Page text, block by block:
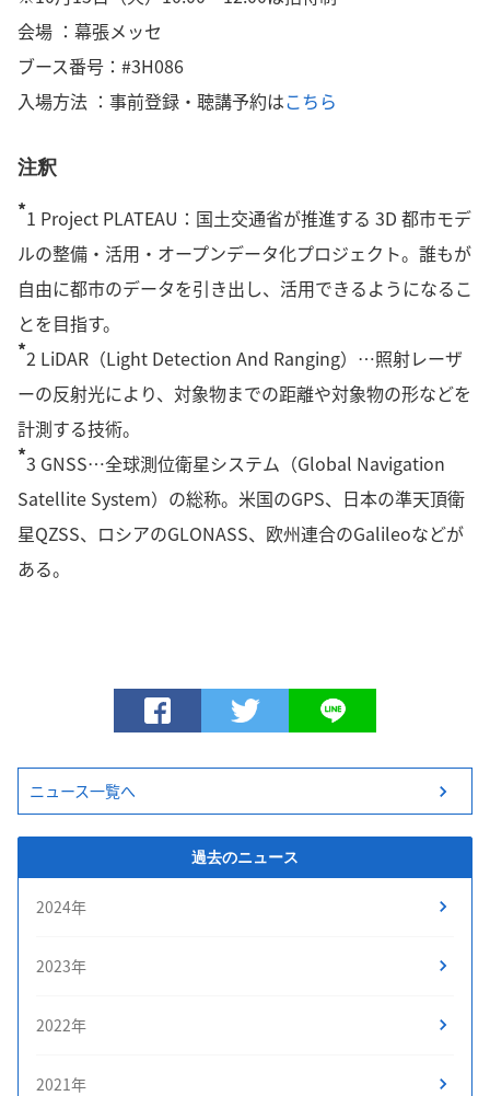
会場 ：幕張メッセ
ブース番号：#3H086
入場方法 ：事前登録・聴講予約はこちら
注釈
*1 Project PLATEAU：国土交通省が推進する 3D 都市モデ
ルの整備・活用・オープンデータ化プロジェクト。誰もが
自由に都市のデータを引き出し、活用できるようになるこ
とを目指す。
*2 LiDAR（Light Detection And Ranging）…照射レーザ
ーの反射光により、対象物までの距離や対象物の形などを
計測する技術。
*3 GNSS…全球測位衛星システム（Global Navigation
Satellite System）の総称。米国のGPS、日本の準天頂衛
星QZSS、ロシアのGLONASS、欧州連合のGalileoなどが
ある。
ニュース一覧へ
過去のニュース
2024年
2023年
2022年
2021年